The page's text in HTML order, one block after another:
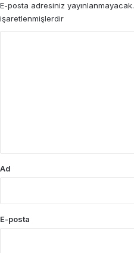
E-posta adresiniz yayınlanmayacak.
işaretlenmişlerdir
Ad
E-posta